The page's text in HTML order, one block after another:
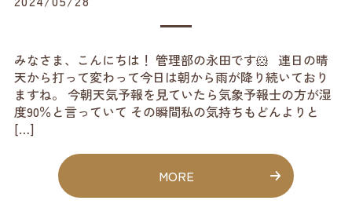
みなさま、こんにちは！ 管理部の永田です🐹 連日の晴
天から打って変わって今日は朝から雨が降り続いており
ますね。 今朝天気予報を見ていたら気象予報士の方が湿
度90％と言っていて その瞬間私の気持ちもどんよりと
[…]
MORE